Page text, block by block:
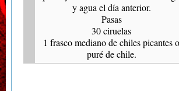
y agua el día anterior.
Pasas
30 ciruelas
1 frasco mediano de chiles picantes o
puré de chile.